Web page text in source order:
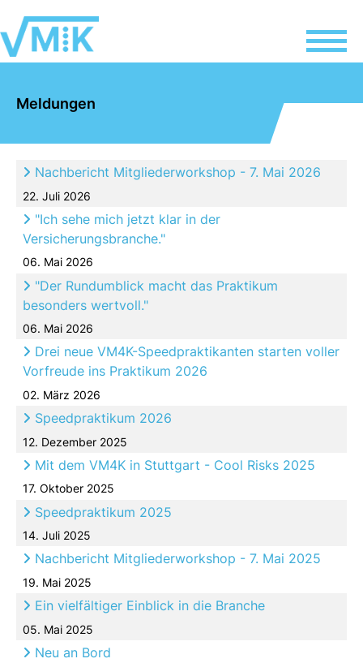
Meldungen
Titel Veröffentlichungsdatum
Nachbericht Mitgliederworkshop - 7. Mai 2026
22. Juli 2026
"Ich sehe mich jetzt klar in der
Versicherungsbranche."
06. Mai 2026
"Der Rundumblick macht das Praktikum
besonders wertvoll."
06. Mai 2026
Drei neue VM4K-Speedpraktikanten starten voller
Vorfreude ins Praktikum 2026
02. März 2026
Speedpraktikum 2026
12. Dezember 2025
Mit dem VM4K in Stuttgart - Cool Risks 2025
17. Oktober 2025
Speedpraktikum 2025
14. Juli 2025
Nachbericht Mitgliederworkshop - 7. Mai 2025
19. Mai 2025
Ein vielfältiger Einblick in die Branche
05. Mai 2025
Neu an Bord